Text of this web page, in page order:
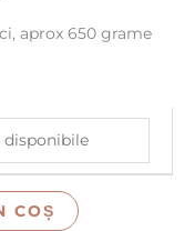
aprox 650 grame
COȘ